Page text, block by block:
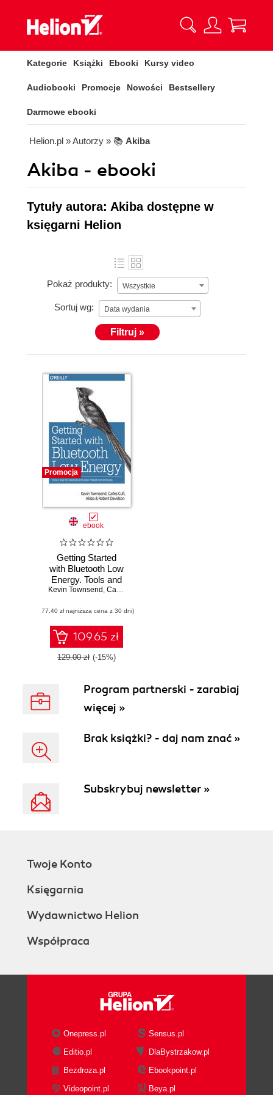
Kategorie Książki Ebooki Kursy video
Audiobooki Promocje Nowości Bestsellery
Darmowe ebooki
Helion.pl » Autorzy » 📚 Akiba
Akiba - ebooki
Tytuły autora: Akiba dostępne w
księgarni Helion
Pokaż produkty: Wszystkie
Sortuj wg: Data wydania
Filtruj »
Promocja
ebook
Getting Started
with Bluetooth Low
Energy. Tools and
Techniques for
Networking
Kevin Townsend , Carles CufĂ­
(77,40 zł najniższa cena z 30 dni)
109.65 zł
129.00 zł (-15%)
Program partnerski - zarabiaj
więcej »
Brak książki? - daj nam znać »
Subskrybuj newsletter »
Twoje Konto
Księgarnia
Wydawnictwo Helion
Współpraca
Onepress.pl
Sensus.pl
Editio.pl
DlaBystrzakow.pl
Bezdroza.pl
Ebookpoint.pl
Videopoint.pl
Beya.pl